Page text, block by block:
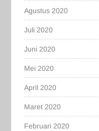
Agustus 2020
Juli 2020
Juni 2020
Mei 2020
April 2020
Maret 2020
Februari 2020